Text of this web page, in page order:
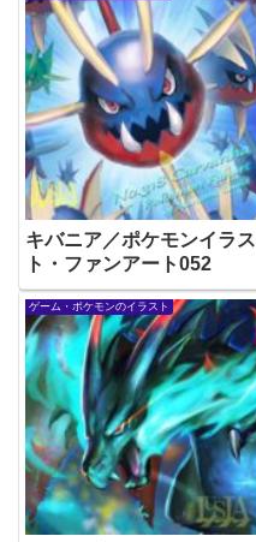
キバニア／ポケモンイラス
ト・ファンアート052
ゲーム・ポケモンのイラスト